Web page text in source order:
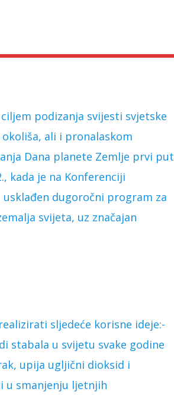
podizanja svijesti svjetske
ali i pronalaskom
Dana planete Zemlje prvi put
kada je na Konferenciji
usklađen dugoročni program za
svijeta, uz značajan
sljedeće korisne ideje:-
stabala u svijetu svake godine
upija ugljični dioksid i
u smanjenju ljetnjih